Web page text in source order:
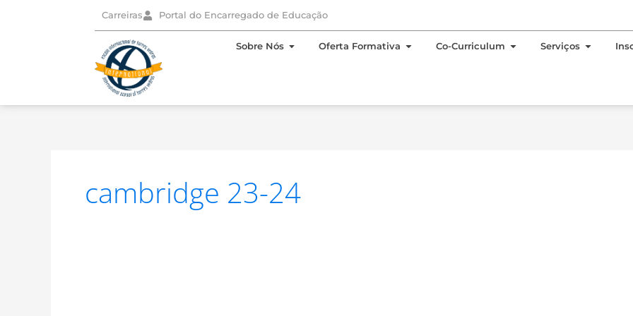
Carreiras EN
Portal do Encarregado de Educação
Sobre Nós Open Sobre Nós
Oferta Formativa Open Oferta Formativa
Co-Curriculum Open Co-Curriculum
Serviços Open
cambridge 23-24